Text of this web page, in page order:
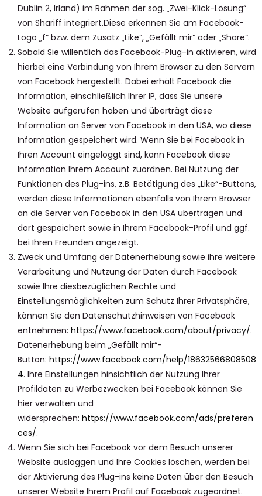
Dublin 2, Irland) im Rahmen der sog. „Zwei-Klick-Lösung“
von Shariff integriert.Diese erkennen Sie am Facebook-
Logo „f“ bzw. dem Zusatz „Like“, „Gefällt mir“ oder „Share“.
Sobald Sie willentlich das Facebook-Plug-in aktivieren, wird
hierbei eine Verbindung von Ihrem Browser zu den Servern
von Facebook hergestellt. Dabei erhält Facebook die
Information, einschließlich Ihrer IP, dass Sie unsere
Website aufgerufen haben und überträgt diese
Information an Server von Facebook in den USA, wo diese
Information gespeichert wird. Wenn Sie bei Facebook in
Ihren Account eingeloggt sind, kann Facebook diese
Information Ihrem Account zuordnen. Bei Nutzung der
Funktionen des Plug-ins, z.B. Betätigung des „Like“-Buttons,
werden diese Informationen ebenfalls von Ihrem Browser
an die Server von Facebook in den USA übertragen und
dort gespeichert sowie in Ihrem Facebook-Profil und ggf.
bei Ihren Freunden angezeigt.
Zweck und Umfang der Datenerhebung sowie ihre weitere
Verarbeitung und Nutzung der Daten durch Facebook
sowie Ihre diesbezüglichen Rechte und
Einstellungsmöglichkeiten zum Schutz Ihrer Privatsphäre,
können Sie den Datenschutzhinweisen von Facebook
entnehmen: https://www.facebook.com/about/privacy/.
Datenerhebung beim „Gefällt mir“-
Button: https://www.facebook.com/help/18632566808508
4. Ihre Einstellungen hinsichtlich der Nutzung Ihrer
Profildaten zu Werbezwecken bei Facebook können Sie
hier verwalten und
widersprechen: https://www.facebook.com/ads/preferen
ces/.
Wenn Sie sich bei Facebook vor dem Besuch unserer
Website ausloggen und Ihre Cookies löschen, werden bei
der Aktivierung des Plug-ins keine Daten über den Besuch
unserer Website Ihrem Profil auf Facebook zugeordnet.